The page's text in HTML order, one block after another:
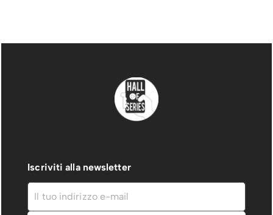
Iscriviti alla newsletter